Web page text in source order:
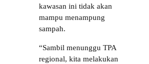
kawasan ini tidak akan
mampu menampung
sampah.
“Sambil menunggu TPA
regional, kita melakukan